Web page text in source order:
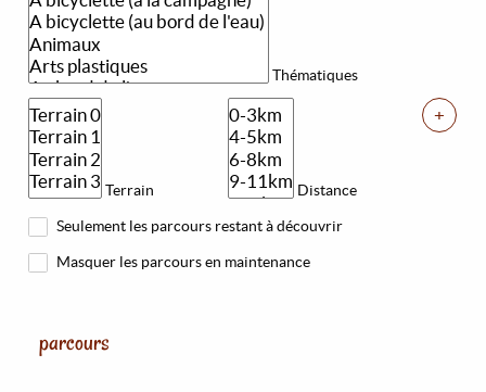
Thématiques
Terrain Distance
+
Seulement les parcours restant à découvrir
Masquer les parcours en maintenance
parcours